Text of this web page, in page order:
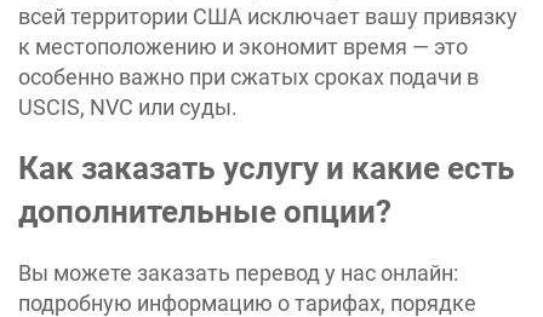
всей территории США исключает вашу привязку
к местоположению и экономит время — это
особенно важно при сжатых сроках подачи в
USCIS, NVC или суды.
Как заказать услугу и какие есть
дополнительные опции?
Вы можете заказать перевод у нас онлайн:
подробную информацию о тарифах, порядке